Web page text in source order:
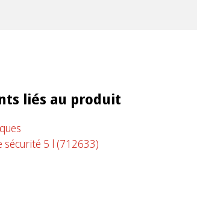
liés au produit
sécurité 5 l (712633)